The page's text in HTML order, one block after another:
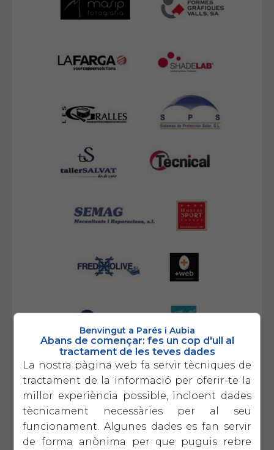
Benvingut a Parés i Aubia
Abans de començar: fes un cop d'ull al
tractament de les teves dades
La nostra pàgina web fa servir tècniques de
tractament de la informació per oferir-te la
millor experiència possible, incloent dades
tècnicament necessàries per al seu
funcionament. Algunes dades es fan servir
de forma anònima per que puguis rebre